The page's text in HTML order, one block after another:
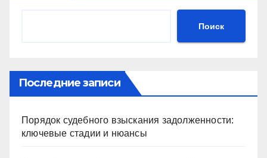
Поиск
Последние записи
Порядок судебного взыскания задолженности:
ключевые стадии и нюансы